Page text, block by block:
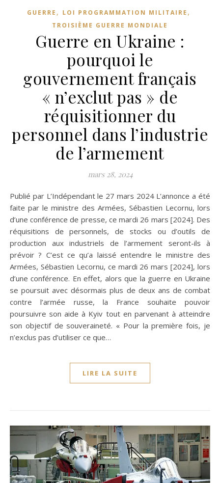
GUERRE , LOI PROGRAMMATION MILITAIRE ,
TROISIÈME GUERRE MONDIALE
Guerre en Ukraine :
pourquoi le
gouvernement français
« n’exclut pas » de
réquisitionner du
personnel dans l’industrie
de l’armement
mars 28, 2024
Publié par L’Indépendant le 27 mars 2024 L’annonce a été
faite par le ministre des Armées, Sébastien Lecornu, lors
d’une conférence de presse, ce mardi 26 mars [2024]. Des
réquisitions de personnels, de stocks ou d’outils de
production aux industriels de l’armement seront-ils à
prévoir ? C’est ce qu’a laissé entendre le ministre des
Armées, Sébastien Lecornu, ce mardi 26 mars [2024], lors
d’une conférence. En effet, alors que la guerre en Ukraine
se poursuit avec désormais plus de deux ans de combat
contre l’armée russe, la France souhaite pouvoir
poursuivre son aide à Kyiv tout en parvenant à atteindre
son objectif de souveraineté. « Pour la première fois, je
n’exclus pas d’utiliser ce que…
LIRE LA SUITE